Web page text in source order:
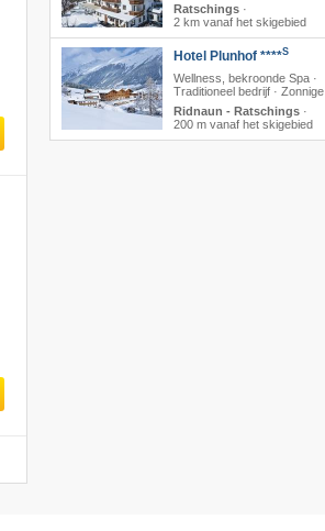
Ratschings·
2 km vanaf het skigebied
Hotel Plunhof ****S
Wellness, bekroonde Spa ·
Traditioneel bedrijf ·
Ridnaun - Ratschings·
200 m vanaf het skigebied